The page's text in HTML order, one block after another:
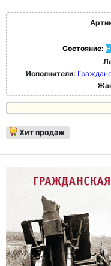
Состояние:
Исполнители:
Хит продаж